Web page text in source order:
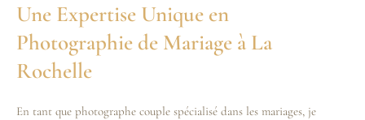
Une Expertise Unique en
Photographie de Mariage à La
Rochelle
En tant que photographe couple spécialisé dans les mariages, je